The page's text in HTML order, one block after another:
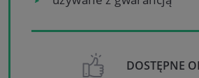
DOSTĘPNE